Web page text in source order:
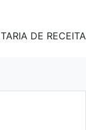
DE RECEITA